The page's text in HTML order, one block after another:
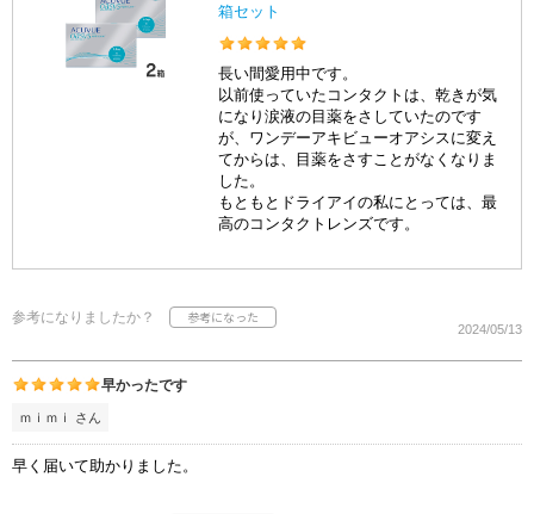
箱セット
長い間愛用中です。
以前使っていたコンタクトは、乾きが気
になり涙液の目薬をさしていたのです
が、ワンデーアキビューオアシスに変え
てからは、目薬をさすことがなくなりま
した。
もともとドライアイの私にとっては、最
高のコンタクトレンズです。
参考になりましたか？
2024/05/13
早かったです
ｍｉｍｉ さん
早く届いて助かりました。